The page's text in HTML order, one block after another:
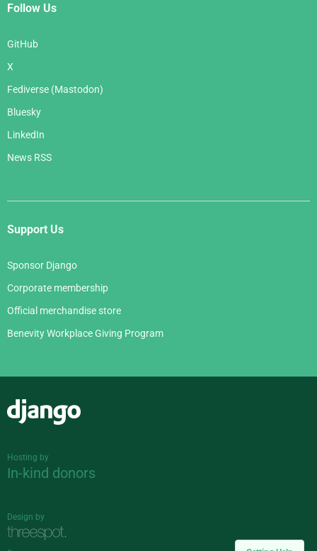
Follow Us
GitHub
X
Fediverse (Mastodon)
Bluesky
LinkedIn
News RSS
Support Us
Sponsor Django
Corporate membership
Official merchandise store
Benevity Workplace Giving Program
Hosting by
In-kind donors
Design by